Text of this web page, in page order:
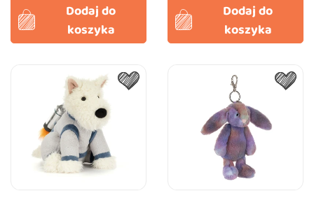
Dodaj do
koszyka
Dodaj do
koszyka